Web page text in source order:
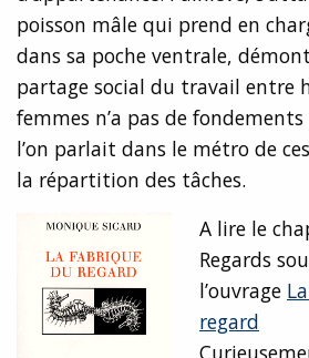
poisson mâle qui prend en
dans sa poche ventrale,
partage social du travail entre
femmes n’a pas de
l’on parlait dans le métro de
la répartition des tâches.
A lire le
Regards
l’ouvrage
regard